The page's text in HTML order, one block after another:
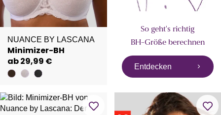
NUANCE BY LASCANA
Minimizer-BH
ab 29,99 €
So geht's richtig
BH-Größe berechnen
Entdecken